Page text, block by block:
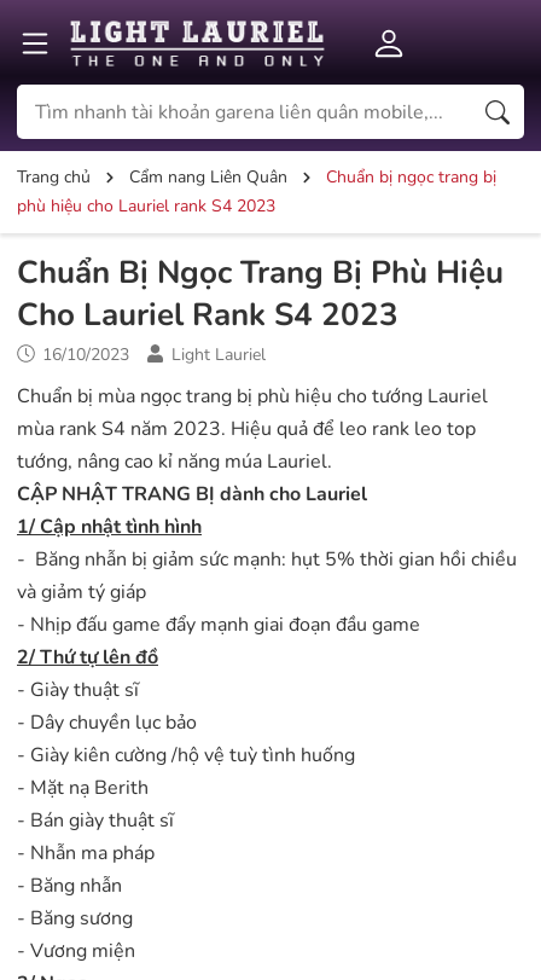
Trang chủ Cẩm nang Liên Quân
Chuẩn bị ngọc trang bị
phù hiệu cho Lauriel rank S4 2023
Chuẩn Bị Ngọc Trang Bị Phù Hiệu
Cho Lauriel Rank S4 2023
16/10/2023 Light Lauriel
Chuẩn bị mùa ngọc trang bị phù hiệu cho tướng Lauriel
mùa rank S4 năm 2023. Hiệu quả để leo rank leo top
tướng, nâng cao kỉ năng múa Lauriel.
CẬP NHẬT TRANG BỊ dành cho Lauriel
1/ Cập nhật tình hình
- Băng nhẫn bị giảm sức mạnh: hụt 5% thời gian hồi chiều
và giảm tý giáp
- Nhịp đấu game đẩy mạnh giai đoạn đầu game
2/ Thứ tự lên đồ
- Giày thuật sĩ
- Dây chuyền lục bảo
- Giày kiên cường /hộ vệ tuỳ tình huống
- Mặt nạ Berith
- Bán giày thuật sĩ
- Nhẫn ma pháp
- Băng nhẫn
- Băng sương
- Vương miện